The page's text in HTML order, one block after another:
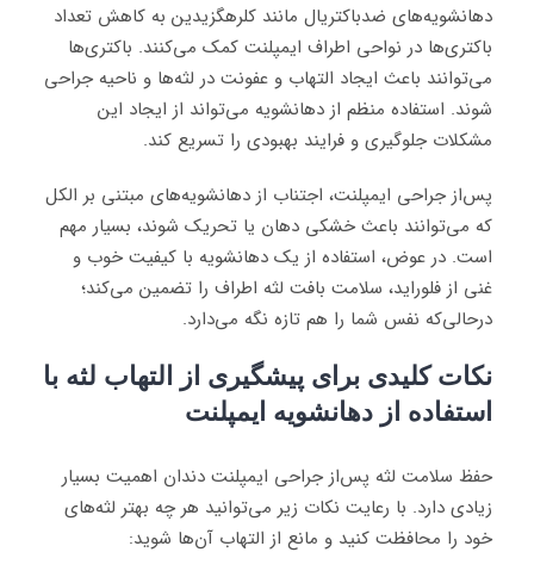
دهانشویه‌های ضدباکتریال مانند کلرهگزیدین به کاهش تعداد
باکتری‌ها در نواحی اطراف ایمپلنت کمک می‌کنند. باکتری‌ها
می‌توانند باعث ایجاد التهاب و عفونت در لثه‌ها و ناحیه جراحی
شوند. استفاده منظم از دهانشویه می‌تواند از ایجاد این
مشکلات جلوگیری و فرایند بهبودی را تسریع کند.
پس‌از جراحی ایمپلنت، اجتناب از دهانشویه‌های مبتنی بر الکل
که می‌توانند باعث خشکی دهان یا تحریک شوند، بسیار مهم
است. در عوض، استفاده از یک دهانشویه با کیفیت خوب و
غنی از فلوراید، سلامت بافت لثه اطراف را تضمین می‌کند؛
درحالی‌که نفس شما را هم تازه نگه می‌دارد.
نکات کلیدی برای پیشگیری از التهاب لثه با
استفاده از دهانشویه ایمپلنت
حفظ سلامت لثه پس‌از جراحی ایمپلنت دندان اهمیت بسیار
زیادی دارد. با رعایت نکات زیر می‌توانید هر چه بهتر لثه‌های
خود را محافظت کنید و مانع از التهاب آن‌ها شوید: